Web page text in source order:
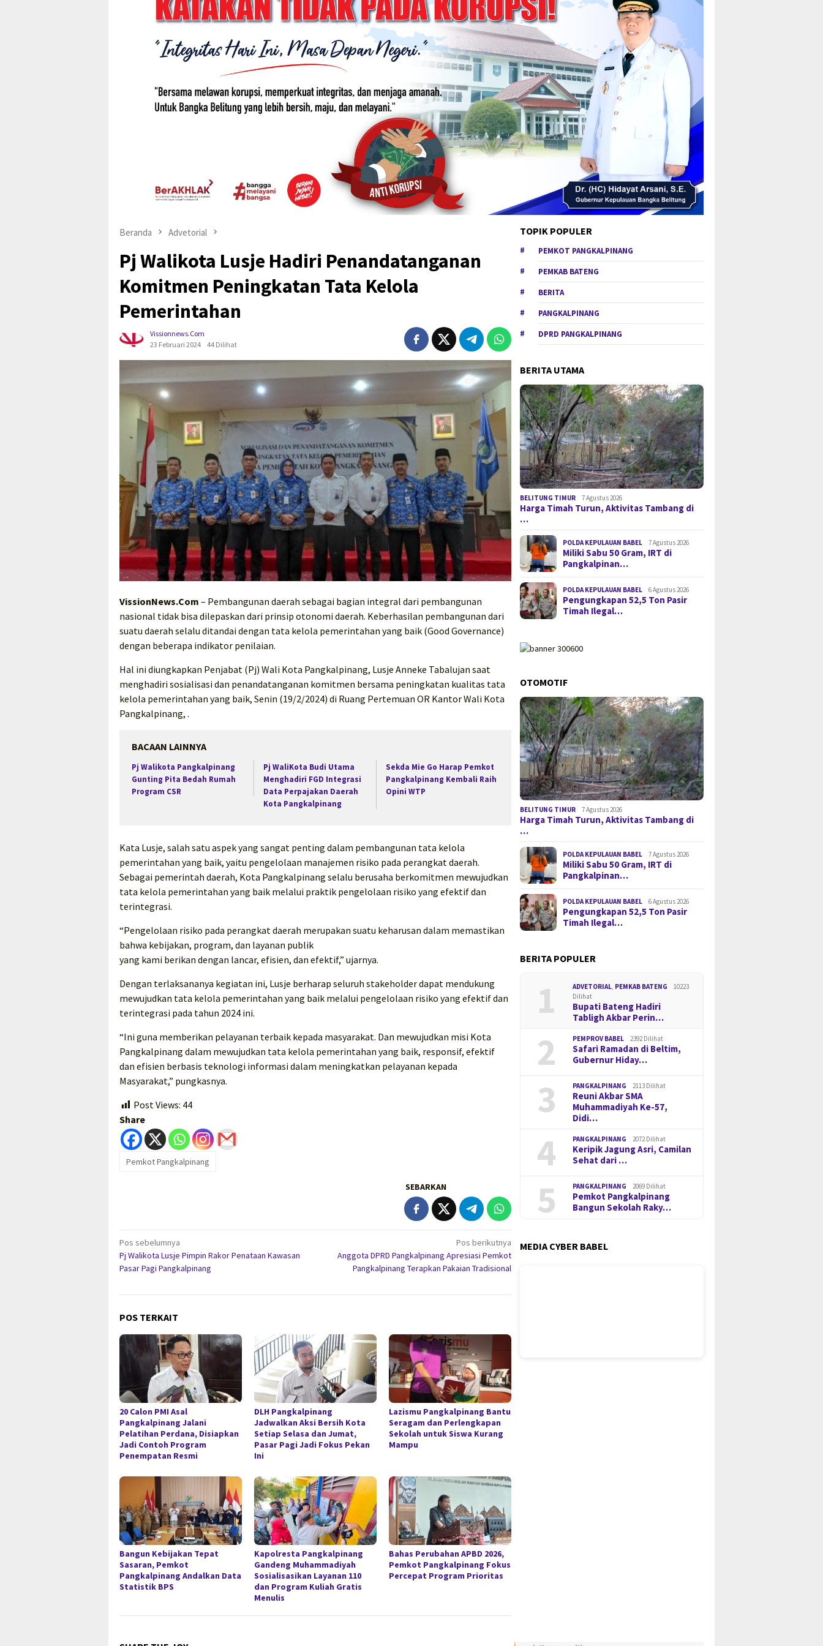
Beranda Advetorial
Pj Walikota Lusje Hadiri Penandatanganan
Komitmen Peningkatan Tata Kelola
Pemerintahan
Vissionnews.com
23 Februari 2024
44 Dilihat
VissionNews.Com – Pembangunan daerah sebagai bagian integral dari pembangunan
nasional tidak bisa dilepaskan dari prinsip otonomi daerah. Keberhasilan pembangunan dari
suatu daerah selalu ditandai dengan tata kelola pemerintahan yang baik (Good Governance)
dengan beberapa indikator penilaian.
Hal ini diungkapkan Penjabat (Pj) Wali Kota Pangkalpinang, Lusje Anneke Tabalujan saat
menghadiri sosialisasi dan penandatanganan komitmen bersama peningkatan kualitas tata
kelola pemerintahan yang baik, Senin (19/2/2024) di Ruang Pertemuan OR Kantor Wali Kota
Pangkalpinang, .
BACAAN LAINNYA
Pj Walikota Pangkalpinang
Gunting Pita Bedah Rumah
Program CSR
Pj WaliKota Budi Utama
Menghadiri FGD Integrasi
Data Perpajakan Daerah
Kota Pangkalpinang
Sekda Mie Go Harap Pemkot
Pangkalpinang Kembali Raih
Opini WTP
Kata Lusje, salah satu aspek yang sangat penting dalam pembangunan tata kelola
pemerintahan yang baik, yaitu pengelolaan manajemen risiko pada perangkat daerah.
Sebagai pemerintah daerah, Kota Pangkalpinang selalu berusaha berkomitmen mewujudkan
tata kelola pemerintahan yang baik melalui praktik pengelolaan risiko yang efektif dan
terintegrasi.
“Pengelolaan risiko pada perangkat daerah merupakan suatu keharusan dalam memastikan
bahwa kebijakan, program, dan layanan publik
yang kami berikan dengan lancar, efisien, dan efektif,” ujarnya.
Dengan terlaksananya kegiatan ini, Lusje berharap seluruh stakeholder dapat mendukung
mewujudkan tata kelola pemerintahan yang baik melalui pengelolaan risiko yang efektif dan
terintegrasi pada tahun 2024 ini.
“Ini guna memberikan pelayanan terbaik kepada masyarakat. Dan mewujudkan misi Kota
Pangkalpinang dalam mewujudkan tata kelola pemerintahan yang baik, responsif, efektif
dan efisien berbasis teknologi informasi dalam meningkatkan pelayanan kepada
Masyarakat,” pungkasnya.
Post Views: 44
Share
Pemkot Pangkalpinang
SEBARKAN
Navigasi
pos
Pos sebelumnya
Pj Walikota Lusje Pimpin Rakor Penataan Kawasan
Pasar Pagi Pangkalpinang
Pos berikutnya
Anggota DPRD Pangkalpinang Apresiasi Pemkot
Pangkalpinang Terapkan Pakaian Tradisional
POS TERKAIT
20 Calon PMI Asal
Pangkalpinang Jalani
Pelatihan Perdana, Disiapkan
Jadi Contoh Program
Penempatan Resmi
DLH Pangkalpinang
Jadwalkan Aksi Bersih Kota
Setiap Selasa dan Jumat,
Pasar Pagi Jadi Fokus Pekan
Ini
Lazismu Pangkalpinang Bantu
Seragam dan Perlengkapan
Sekolah untuk Siswa Kurang
Mampu
Bangun Kebijakan Tepat
Sasaran, Pemkot
Pangkalpinang Andalkan Data
Statistik BPS
Kapolresta Pangkalpinang
Gandeng Muhammadiyah
Sosialisasikan Layanan 110
dan Program Kuliah Gratis
Menulis
Bahas Perubahan APBD 2026,
Pemkot Pangkalpinang Fokus
Percepat Program Prioritas
TOPIK POPULER
PEMKOT PANGKALPINANG
PEMKAB BATENG
BERITA
PANGKALPINANG
DPRD PANGKALPINANG
BERITA UTAMA
BELITUNG TIMUR 7 Agustus 2026
Harga Timah Turun, Aktivitas Tambang di
…
POLDA KEPULAUAN BABEL 7 Agustus 2026
Miliki Sabu 50 Gram, IRT di
Pangkalpinan…
POLDA KEPULAUAN BABEL 6 Agustus 2026
Pengungkapan 52,5 Ton Pasir
Timah Ilegal…
OTOMOTIF
BELITUNG TIMUR 7 Agustus 2026
Harga Timah Turun, Aktivitas Tambang di
…
POLDA KEPULAUAN BABEL 7 Agustus 2026
Miliki Sabu 50 Gram, IRT di
Pangkalpinan…
POLDA KEPULAUAN BABEL 6 Agustus 2026
Pengungkapan 52,5 Ton Pasir
Timah Ilegal…
BERITA POPULER
1 ADVETORIAL, PEMKAB BATENG
10223
Dilihat
Bupati Bateng Hadiri
Tabligh Akbar Perin…
2 PEMPROV BABEL 2392 Dilihat
Safari Ramadan di Beltim,
Gubernur Hiday…
3 PANGKALPINANG 2113 Dilihat
Reuni Akbar SMA
Muhammadiyah Ke-57,
Didi…
4 PANGKALPINANG 2072 Dilihat
Keripik Jagung Asri, Camilan
Sehat dari …
5 PANGKALPINANG 2069 Dilihat
Pemkot Pangkalpinang
Bangun Sekolah Raky…
MEDIA CYBER BABEL